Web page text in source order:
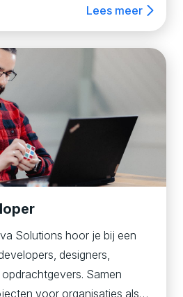
architecten, designers
voor onze eigen projecten of
Zo is ieder project weer
omvang als
stabiele factor: het
uitgangspunt.
Lees meer
Solutions hoor je bij een
designers,
Samen
voor organisaties als